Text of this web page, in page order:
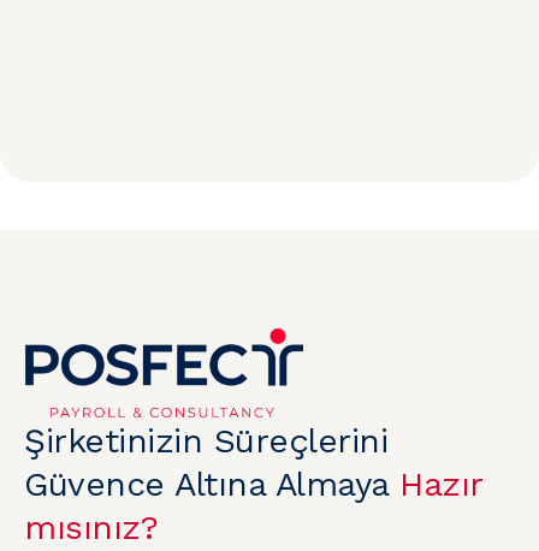
Şirketinizin Süreçlerini
Güvence Altına Almaya Hazır
mısınız?